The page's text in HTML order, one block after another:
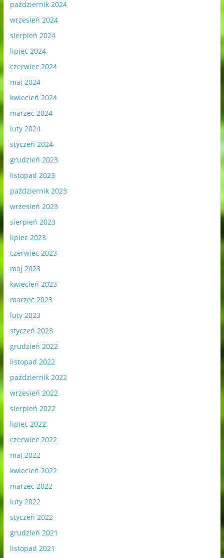
październik 2024
wrzesień 2024
sierpień 2024
lipiec 2024
czerwiec 2024
maj 2024
kwiecień 2024
marzec 2024
luty 2024
styczeń 2024
grudzień 2023
listopad 2023
październik 2023
wrzesień 2023
sierpień 2023
lipiec 2023
czerwiec 2023
maj 2023
kwiecień 2023
marzec 2023
luty 2023
styczeń 2023
grudzień 2022
listopad 2022
październik 2022
wrzesień 2022
sierpień 2022
lipiec 2022
czerwiec 2022
maj 2022
kwiecień 2022
marzec 2022
luty 2022
styczeń 2022
grudzień 2021
listopad 2021